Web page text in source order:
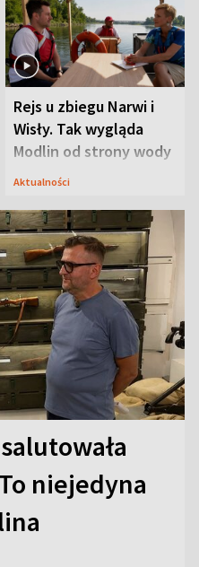
Rejs u zbiegu Narwi i
Wisły. Tak wygląda
Modlin od strony wody
Aktualności
niejedyna